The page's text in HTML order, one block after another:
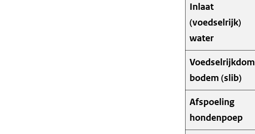
Inlaat
(voedselrijk)
water
Voedselrijkdom
bodem (slib)
Afspoeling
hondenpoep